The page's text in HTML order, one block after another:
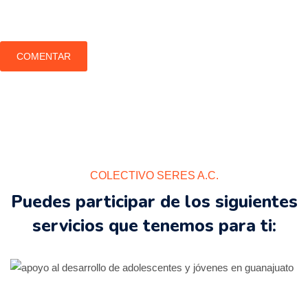
COLECTIVO SERES A.C.
Puedes participar de los siguientes
servicios que tenemos para ti: